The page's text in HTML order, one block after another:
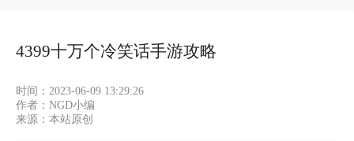
4399十万个冷笑话手游攻略
时间：2023-06-09 13:29:26
作者：NGD小编
来源：本站原创